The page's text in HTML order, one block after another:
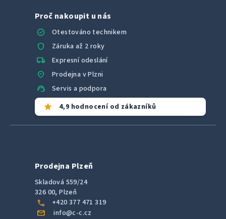
Proč nakoupit u nás
verified
Otestováno technikem
shield Záruka až 2 roky
local_shipping Expresní odeslání
location_on Prodejna v Plzni
support_agent Servis a podpora
star 4,9 hodnocení od zákazníků
Prodejna Plzeň
Skladová 559/24
326 00, Plzeň
call +420 377 471 319
mail info@c-c.cz